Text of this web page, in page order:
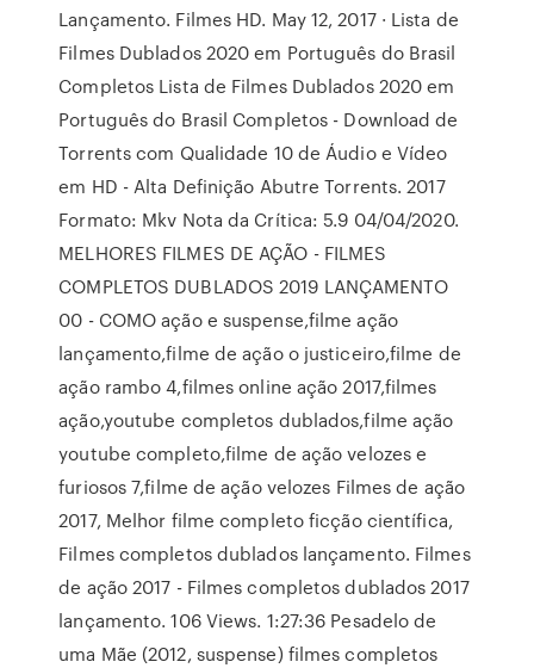
Lançamento. Filmes HD. May 12, 2017 · Lista de
Filmes Dublados 2020 em Português do Brasil
Completos Lista de Filmes Dublados 2020 em
Português do Brasil Completos - Download de
Torrents com Qualidade 10 de Áudio e Vídeo
em HD - Alta Definição Abutre Torrents. 2017
Formato: Mkv Nota da Crítica: 5.9 04/04/2020.
MELHORES FILMES DE AÇÃO - FILMES
COMPLETOS DUBLADOS 2019 LANÇAMENTO
00 - COMO ação e suspense,filme ação
lançamento,filme de ação o justiceiro,filme de
ação rambo 4,filmes online ação 2017,filmes
ação,youtube completos dublados,filme ação
youtube completo,filme de ação velozes e
furiosos 7,filme de ação velozes Filmes de ação
2017, Melhor filme completo ficção científica,
Filmes completos dublados lançamento. Filmes
de ação 2017 - Filmes completos dublados 2017
lançamento. 106 Views. 1:27:36 Pesadelo de
uma Mãe (2012, suspense) filmes completos